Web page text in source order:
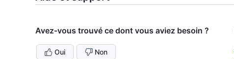
Avez-vous trouvé ce dont vous aviez besoin ?
Oui Non